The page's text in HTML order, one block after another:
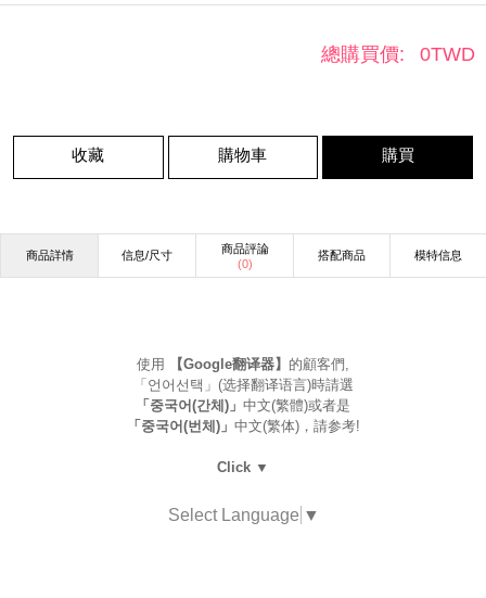
總購買價: 0TWD
收藏 購物車 購買
商品詳情 信息/尺寸
商品評論
(0)
搭配商品 模特信息
使用 【Google翻译器】 的顧客們,
「언어선택」(选择翻译语言)時請選
「중국어(간체)」 中文(繁體)或者是
「중국어(번체)」 中文(繁体)，請参考!
Click ▼
Select Language ▼